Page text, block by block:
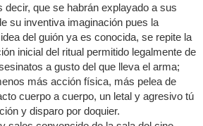
decir, que se habrán explayado a sus
su inventiva imaginación pues la
del guión ya es conocida, se repite la
inicial del ritual permitido legalmente de
a gusto del que lleva el arma;
más acción física, más pelea de
cuerpo a cuerpo, un letal y agresivo tú
y disparo por doquier.